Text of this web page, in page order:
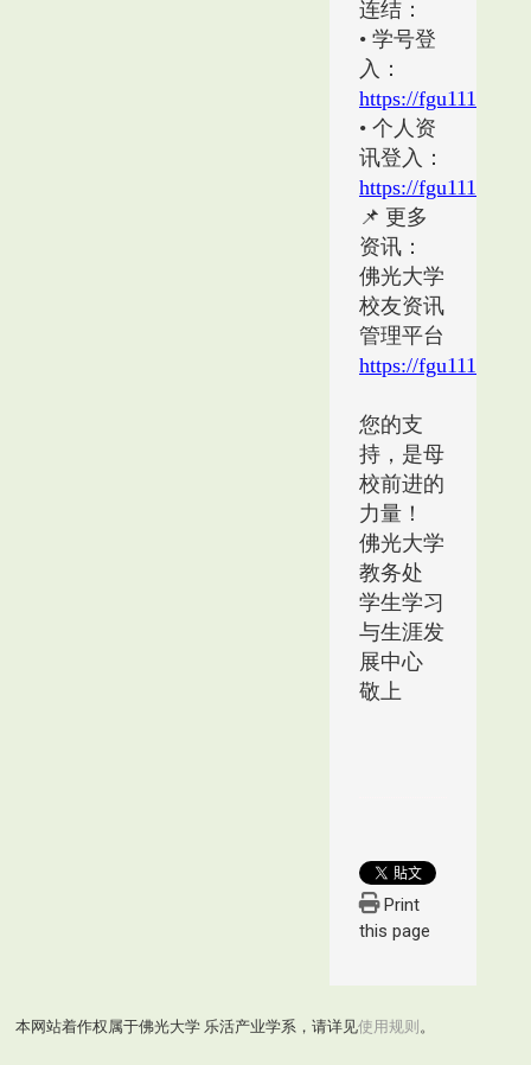
连结：
• 学号登
入：
https://
• 个人资
讯登入：
https://
📌 更多
资讯：
佛光大学
校友资讯
管理平台
https://
您的支
持，是母
校前进的
力量！
佛光大学
教务处
学生学习
与生涯发
展中心
敬上
Print
this page
本网站着作权属于佛光大学 乐活产业学系，请详见使用规则 。